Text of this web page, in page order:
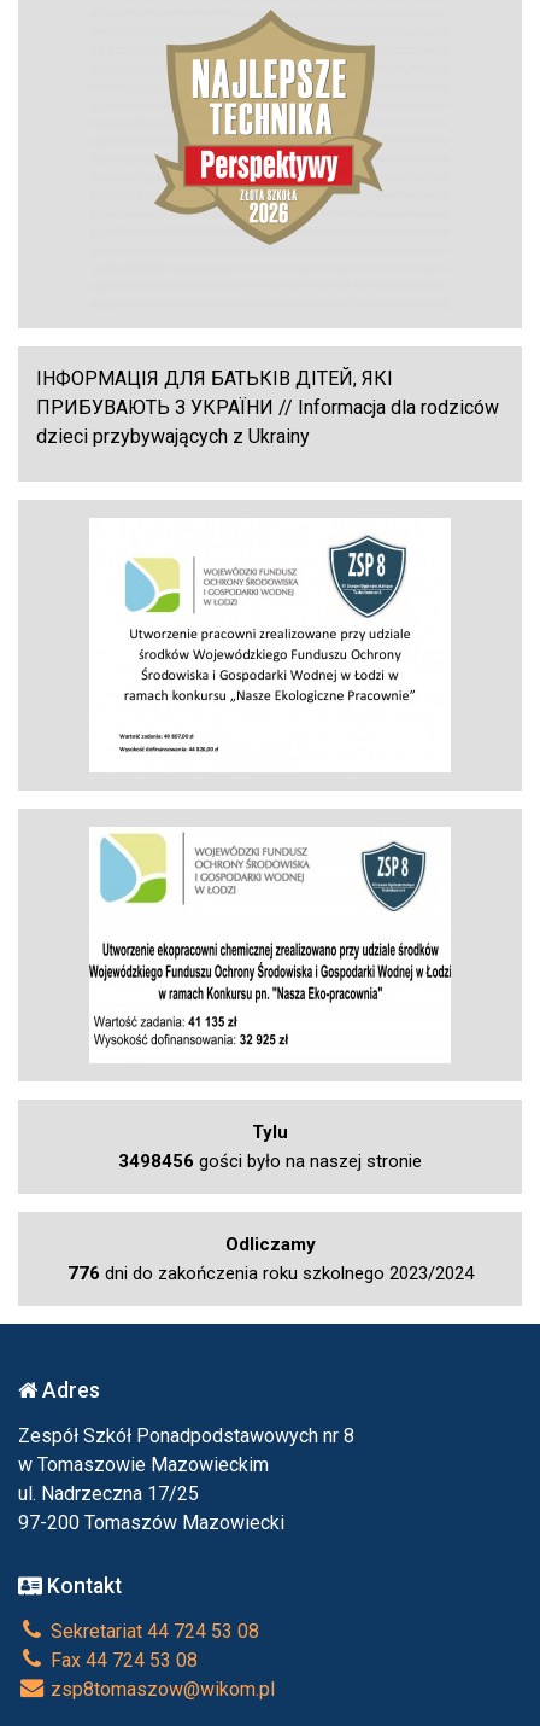
ІНФОРМАЦІЯ ДЛЯ БАТЬКІВ ДІТЕЙ, ЯКІ
ПРИБУВАЮТЬ З УКРАЇНИ // Informacja dla rodziców
dzieci przybywających z Ukrainy
Tylu
3498456 gości było na naszej stronie
Odliczamy
776 dni do zakończenia roku szkolnego 2023/2024
Adres
Zespół Szkół Ponadpodstawowych nr 8
w Tomaszowie Mazowieckim
ul. Nadrzeczna 17/25
97-200 Tomaszów Mazowiecki
Kontakt
Sekretariat 44 724 53 08
Fax 44 724 53 08
zsp8tomaszow@wikom.pl